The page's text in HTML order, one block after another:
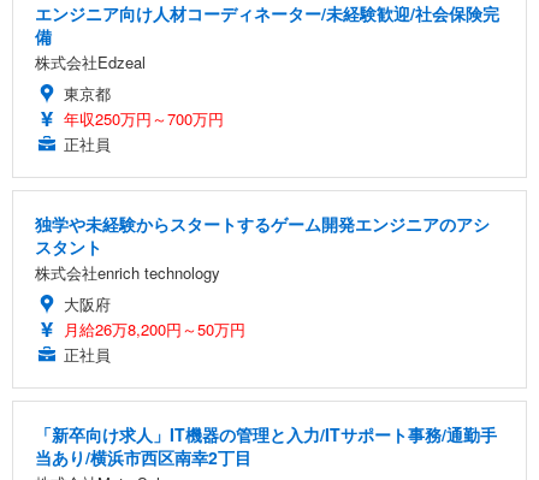
エンジニア向け人材コーディネーター/未経験歓迎/社会保険完
備
株式会社Edzeal
東京都
年収250万円～700万円
正社員
独学や未経験からスタートするゲーム開発エンジニアのアシ
スタント
株式会社enrich technology
大阪府
月給26万8,200円～50万円
正社員
「新卒向け求人」IT機器の管理と入力/ITサポート事務/通勤手
当あり/横浜市西区南幸2丁目